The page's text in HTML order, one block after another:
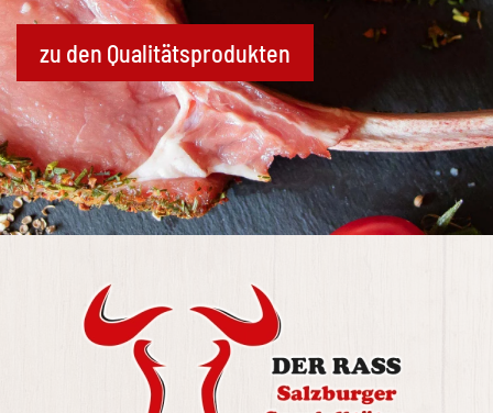
zu den Qualitätsprodukten